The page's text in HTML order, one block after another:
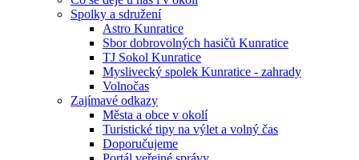
Spolky a sdružení
Astro Kunratice
Sbor dobrovolných hasičů Kunratice
TJ Sokol Kunratice
Myslivecký spolek Kunratice - zahrady
Volnočas
Zajímavé odkazy
Města a obce v okolí
Turistické tipy na výlet a volný čas
Doporučujeme